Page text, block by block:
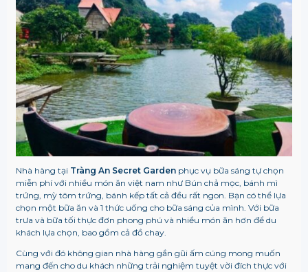
Nhà hàng tại Tràng An Secret Gardenphục vụ bữa sáng tự chọn
miễn phí với nhiều món ăn việt nam như Bún chả mọc, bánh mì
trứng, mỳ tôm trứng, bánh kếp tất cả đều rất ngon. Bạn có thể lựa
chọn một bữa ăn và 1 thức uống cho bữa sáng của mình. Với bữa
trưa và bữa tối thực đơn phong phú và nhiều món ăn hơn để du
khách lựa chọn, bao gồm cả đồ chay.
Cùng với đó không gian nhà hàng gần gũi ấm cúng mong muốn
mang đến cho du khách những trải nghiệm tuyệt vời đích thực với